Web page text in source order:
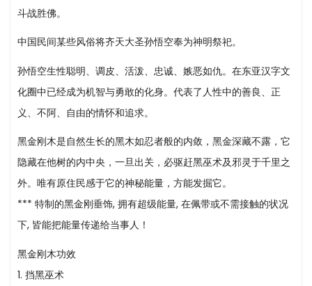
斗战胜佛。
中国民间某些风俗将齐天大圣孙悟空奉为神明祭祀。
孙悟空生性聪明、调皮、活泼、忠诚、嫉恶如仇。在东亚汉字文
化圈中已经成为机智与勇敢的化身。代表了人性中的善良、正
义、不阿、自由的情怀和追求。
黑金刚木是自然生长的黑木如忍者般的内敛，黑金深藏不露，它
隐藏在他树的内中央，一旦出关，必驱赶黑巫术及邪灵于千里之
外。唯有原住民感于它的神秘能量，方能发掘它。
*** 特制的黑金刚垂饰, 拥有超级能量, 在佩带或不需接触的状况
下, 皆能把能量传递给当事人！
黑金刚木功效
1. 挡黑巫术